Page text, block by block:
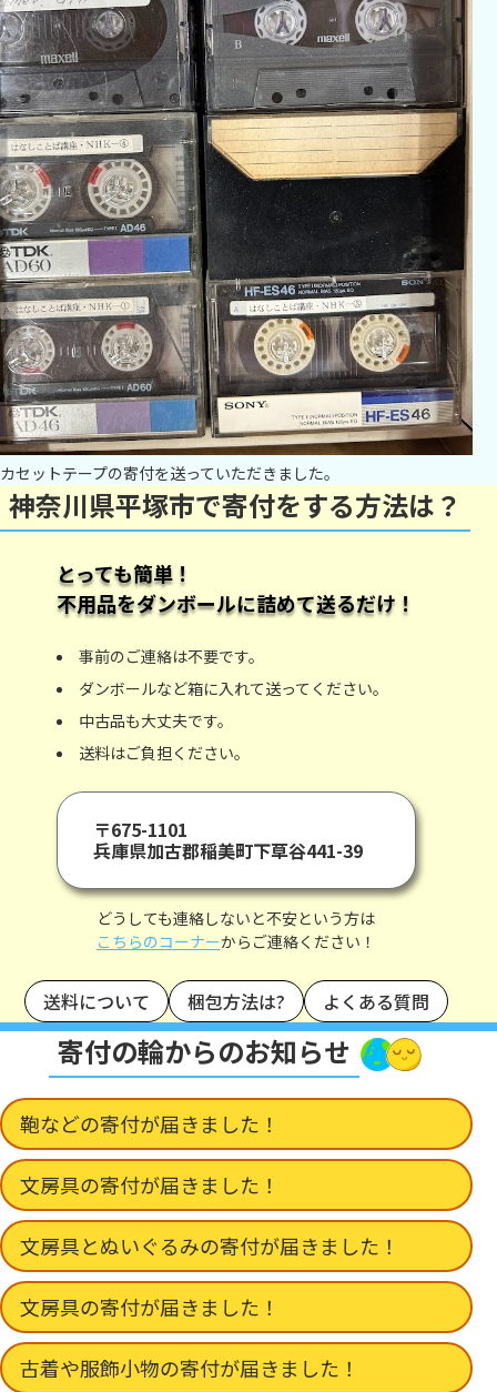
カセットテープの寄付を送っていただきました。
神奈川県平塚市で寄付をする方法は？
とっても簡単！
不用品をダンボールに詰めて送るだけ！
事前のご連絡は不要です。
ダンボールなど箱に入れて送ってください。
中古品も大丈夫です。
送料はご負担ください。
〒675-1101
兵庫県加古郡稲美町下草谷441-39
どうしても連絡しないと不安という方は
こちらのコーナーからご連絡ください！
送料について 梱包方法は? よくある質問
寄付の輪からのお知らせ
鞄などの寄付が届きました！
文房具の寄付が届きました！
文房具とぬいぐるみの寄付が届きました！
文房具の寄付が届きました！
古着や服飾小物の寄付が届きました！